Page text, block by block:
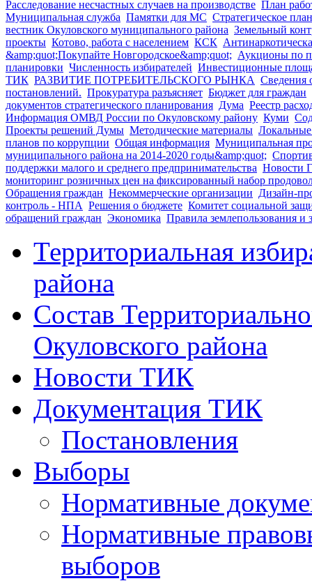
Расследование несчастных случаев на производстве План
Муниципальная служба Памятки для МС Стратегическое
вестник Окуловского муниципального района Земельный
проекты Котово, работа с населением КСК
&amp;quot;Покупайте Новгородское&amp;quot; Аукционы по
планировки Численность избирателей Инвестиционные
ТИК РАЗВИТИЕ ПОТРЕБИТЕЛЬСКОГО РЫНКА Сведения
постановлений. Прокуратура разъясняет Бюджет для граждан
документов стратегического планирования Дума Реестр
Информация ОМВД России по Окуловскому району Куми
Проекты решений Думы Методические материалы
планов по коррупции Общая информация Муниципальная
муниципального района на 2014-2020 годы&amp;quot;
поддержки малого и среднего предпринимательства Новости
мониторинг розничных цен на фиксированный набор
Обращения граждан Некоммерческие организации Дизайн-
контроль - НПА Решения о бюджете Комитет социальной
обращений граждан Экономика Правила землепользования и
Территориальная
района
Состав
Окуловского района
Новости ТИК
Документация ТИК
Постановления
Выборы
Нормативные
Нормативные
выборов